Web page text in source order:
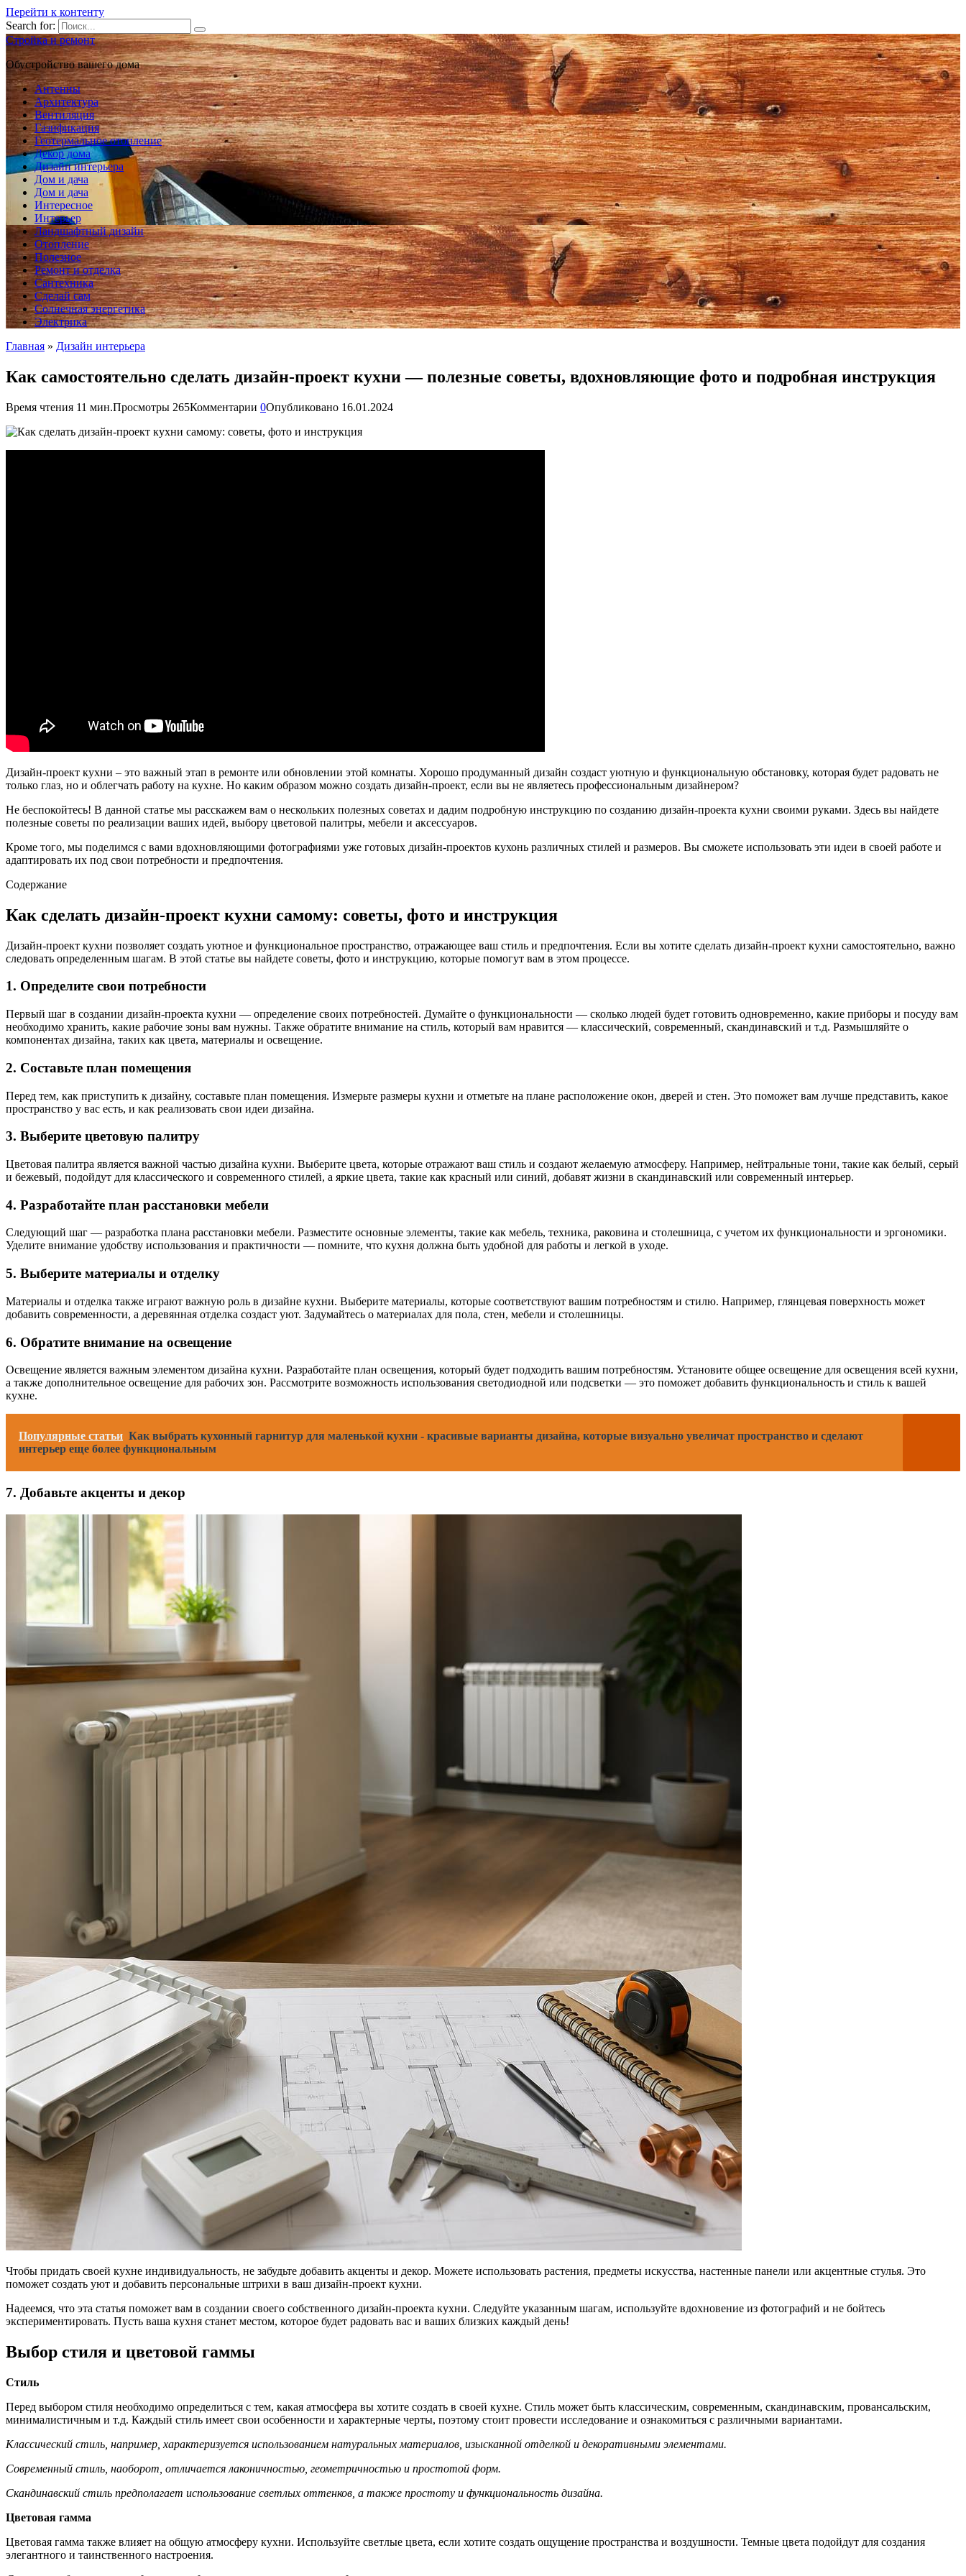
Перейти к контенту
Search for:
Стройка и ремонт
Обустройство вашего дома
Антенны
Архитектура
Вентиляция
Газификация
Геотермальное отопление
Декор дома
Дизайн интерьера
Дом и дача
Дом и дача
Интересное
Интерьер
Ландшафтный дизайн
Отопление
Полезное
Ремонт и отделка
Сантехника
Сделай сам
Солнечная энергетика
Электрика
Главная » Дизайн интерьера
Как самостоятельно сделать дизайн-проект кухни — полезные советы, вдохновляющие фото и подробная инструкция
Время чтения 11 мин.Просмотры 265Комментарии 0Опубликовано 16.01.2024
Дизайн-проект кухни – это важный этап в ремонте или обновлении этой комнаты. Хорошо продуманный дизайн создаст уютную и функциональную обстановку, которая будет радовать не
только глаз, но и облегчать работу на кухне. Но каким образом можно создать дизайн-проект, если вы не являетесь профессиональным дизайнером?
Не беспокойтесь! В данной статье мы расскажем вам о нескольких полезных советах и дадим подробную инструкцию по созданию дизайн-проекта кухни своими руками. Здесь вы найдете
полезные советы по реализации ваших идей, выбору цветовой палитры, мебели и аксессуаров.
Кроме того, мы поделимся с вами вдохновляющими фотографиями уже готовых дизайн-проектов кухонь различных стилей и размеров. Вы сможете использовать эти идеи в своей работе и
адаптировать их под свои потребности и предпочтения.
Содержание
Как сделать дизайн-проект кухни самому: советы, фото и инструкция
Дизайн-проект кухни позволяет создать уютное и функциональное пространство, отражающее ваш стиль и предпочтения. Если вы хотите сделать дизайн-проект кухни самостоятельно, важно
следовать определенным шагам. В этой статье вы найдете советы, фото и инструкцию, которые помогут вам в этом процессе.
1. Определите свои потребности
Первый шаг в создании дизайн-проекта кухни — определение своих потребностей. Думайте о функциональности — сколько людей будет готовить одновременно, какие приборы и посуду вам
необходимо хранить, какие рабочие зоны вам нужны. Также обратите внимание на стиль, который вам нравится — классический, современный, скандинавский и т.д. Размышляйте о
компонентах дизайна, таких как цвета, материалы и освещение.
2. Составьте план помещения
Перед тем, как приступить к дизайну, составьте план помещения. Измерьте размеры кухни и отметьте на плане расположение окон, дверей и стен. Это поможет вам лучше представить, какое
пространство у вас есть, и как реализовать свои идеи дизайна.
3. Выберите цветовую палитру
Цветовая палитра является важной частью дизайна кухни. Выберите цвета, которые отражают ваш стиль и создают желаемую атмосферу. Например, нейтральные тони, такие как белый, серый
и бежевый, подойдут для классического и современного стилей, а яркие цвета, такие как красный или синий, добавят жизни в скандинавский или современный интерьер.
4. Разработайте план расстановки мебели
Следующий шаг — разработка плана расстановки мебели. Разместите основные элементы, такие как мебель, техника, раковина и столешница, с учетом их функциональности и эргономики.
Уделите внимание удобству использования и практичности — помните, что кухня должна быть удобной для работы и легкой в уходе.
5. Выберите материалы и отделку
Материалы и отделка также играют важную роль в дизайне кухни. Выберите материалы, которые соответствуют вашим потребностям и стилю. Например, глянцевая поверхность может
добавить современности, а деревянная отделка создаст уют. Задумайтесь о материалах для пола, стен, мебели и столешницы.
6. Обратите внимание на освещение
Освещение является важным элементом дизайна кухни. Разработайте план освещения, который будет подходить вашим потребностям. Установите общее освещение для освещения всей кухни,
а также дополнительное освещение для рабочих зон. Рассмотрите возможность использования светодиодной или подсветки — это поможет добавить функциональность и стиль к вашей
кухне.
Популярные статьи Как выбрать кухонный гарнитур для маленькой кухни - красивые варианты дизайна, которые визуально увеличат пространство и сделают
интерьер еще более функциональным
7. Добавьте акценты и декор
Чтобы придать своей кухне индивидуальность, не забудьте добавить акценты и декор. Можете использовать растения, предметы искусства, настенные панели или акцентные стулья. Это
поможет создать уют и добавить персональные штрихи в ваш дизайн-проект кухни.
Надеемся, что эта статья поможет вам в создании своего собственного дизайн-проекта кухни. Следуйте указанным шагам, используйте вдохновение из фотографий и не бойтесь
экспериментировать. Пусть ваша кухня станет местом, которое будет радовать вас и ваших близких каждый день!
Выбор стиля и цветовой гаммы
Стиль
Перед выбором стиля необходимо определиться с тем, какая атмосфера вы хотите создать в своей кухне. Стиль может быть классическим, современным, скандинавским, провансальским,
минималистичным и т.д. Каждый стиль имеет свои особенности и характерные черты, поэтому стоит провести исследование и ознакомиться с различными вариантами.
Классический стиль, например, характеризуется использованием натуральных материалов, изысканной отделкой и декоративными элементами.
Современный стиль, наоборот, отличается лаконичностью, геометричностью и простотой форм.
Скандинавский стиль предполагает использование светлых оттенков, а также простоту и функциональность дизайна.
Цветовая гамма
Цветовая гамма также влияет на общую атмосферу кухни. Используйте светлые цвета, если хотите создать ощущение пространства и воздушности. Темные цвета подойдут для создания
элегантного и таинственного настроения.